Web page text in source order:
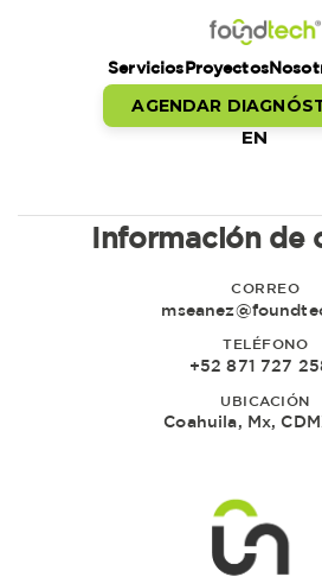
ServiciosProyectos
AGENDAR
EN
Información de
CORREO
TELÉFONO
+52 871 727
UBICACIÓN
Coahuila, Mx,